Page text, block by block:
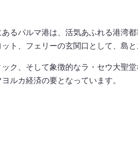
るパルマ港は、活気あふれる港湾
ト、フェリーの玄関口として、島
ク、そして象徴的なラ・セウ大聖
ルカ経済の要となっています。